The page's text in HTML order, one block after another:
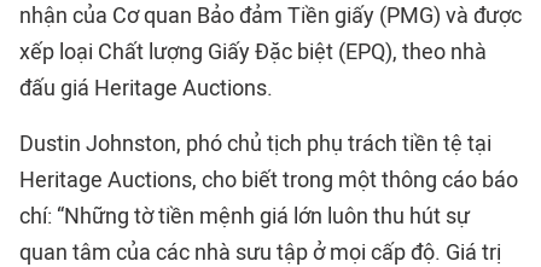
nhận của Cơ quan Bảo đảm Tiền giấy (PMG) và được
xếp loại Chất lượng Giấy Đặc biệt (EPQ), theo nhà
đấu giá Heritage Auctions.
Dustin Johnston, phó chủ tịch phụ trách tiền tệ tại
Heritage Auctions, cho biết trong một thông cáo báo
chí: “Những tờ tiền mệnh giá lớn luôn thu hút sự
quan tâm của các nhà sưu tập ở mọi cấp độ. Giá trị